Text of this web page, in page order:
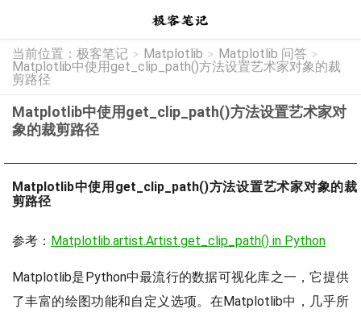
当前位置： 极客笔记 > Matplotlib > Matplotlib 问答 >
Matplotlib中使用get_clip_path()方法设置艺术家对象的裁
剪路径
Matplotlib中使用get_clip_path()方法设置艺术家对
象的裁剪路径
Matplotlib中使用get_clip_path()方法设置艺术家对象的裁
剪路径
参考： Matplotlib.artist.Artist.get_clip_path() in Python
Matplotlib是Python中最流行的数据可视化库之一，它提供
了丰富的绘图功能和自定义选项。在Matplotlib中，几乎所